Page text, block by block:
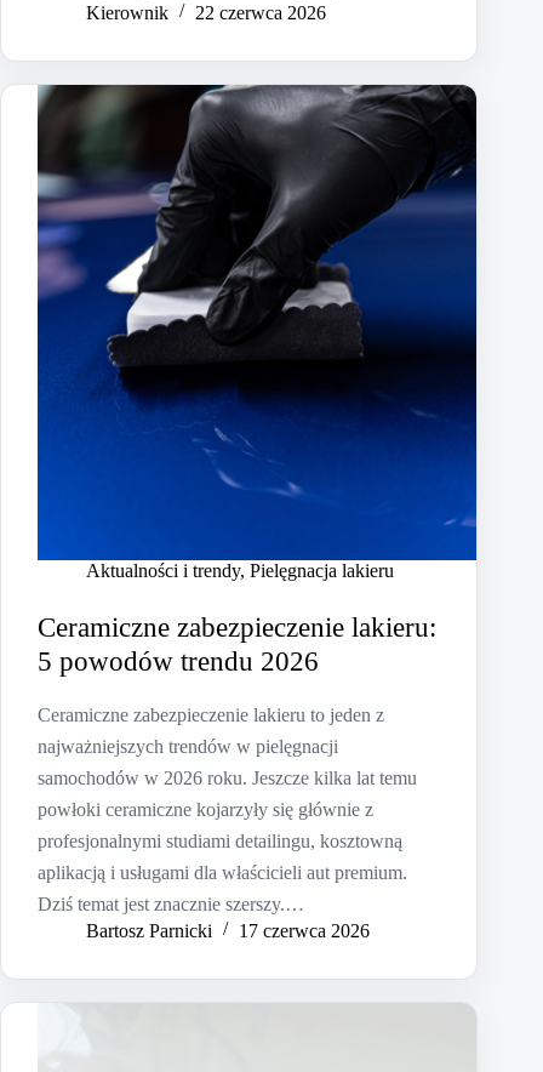
Kierownik
22 czerwca 2026
Aktualności i trendy, Pielęgnacja lakieru
Ceramiczne zabezpieczenie lakieru:
5 powodów trendu 2026
Ceramiczne zabezpieczenie lakieru to jeden z
najważniejszych trendów w pielęgnacji
samochodów w 2026 roku. Jeszcze kilka lat temu
powłoki ceramiczne kojarzyły się głównie z
profesjonalnymi studiami detailingu, kosztowną
aplikacją i usługami dla właścicieli aut premium.
Dziś temat jest znacznie szerszy.…
Bartosz Parnicki
17 czerwca 2026